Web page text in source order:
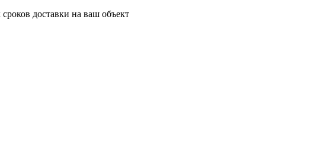
доставки на ваш объект